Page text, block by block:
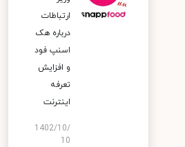
ارتباطات
درباره هک
اسنپ‌ فود
و افزایش
تعرفه
اینترنت
1402/10/
10